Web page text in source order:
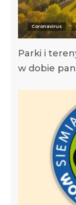
Coronavirus
Parki i
w dobie